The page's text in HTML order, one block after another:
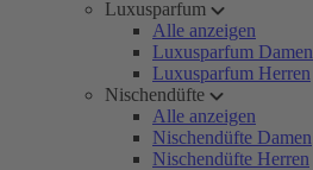
Luxusparfum
Alle anzeigen
Luxusparfum Damen
Luxusparfum Herren
Nischendüfte
Alle anzeigen
Nischendüfte Damen
Nischendüfte Herren